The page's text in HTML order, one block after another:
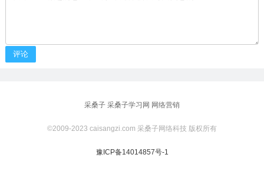
评论
采桑子 采桑子学习网 网络营销
©2009-2023 caisangzi.com 采桑子网络科技 版权所有
豫ICP备14014857号-1